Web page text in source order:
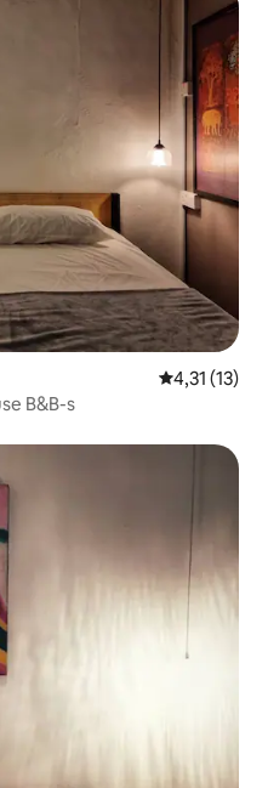
Keskmine
4,31 (13)
B&B-s